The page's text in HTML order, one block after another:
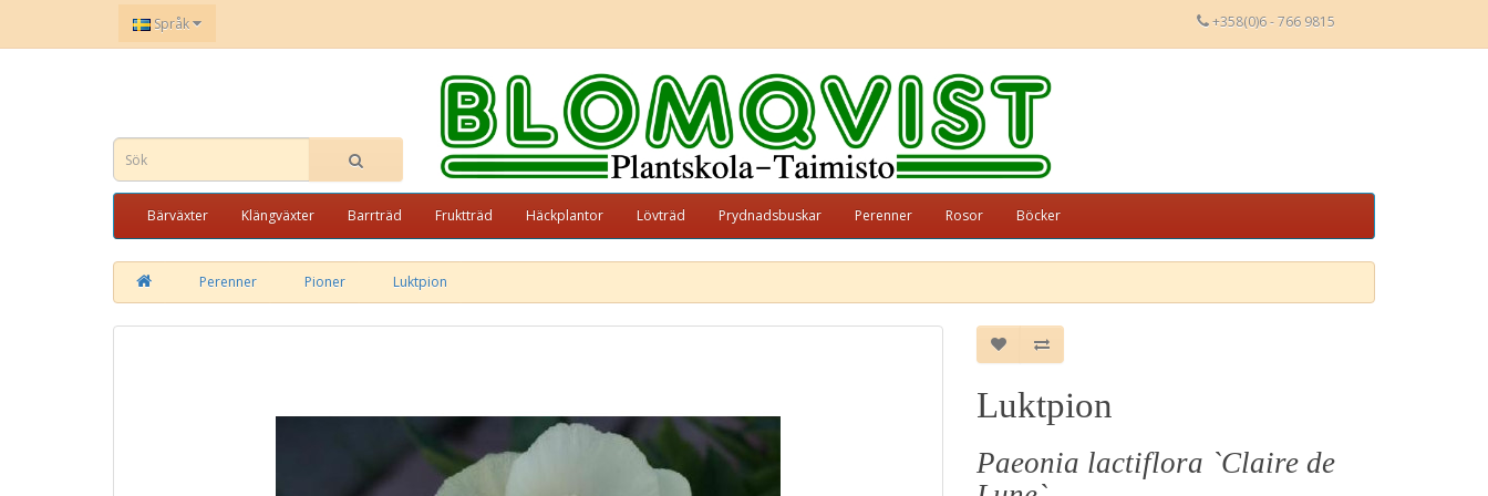
Språk +358(0)6 - 766 9815
Bärväxter Klängväxter Barrträd Fruktträd Häckplantor Lövträd Prydnadsbuskar Perenner Rosor Böcker
Perenner Pioner Luktpion
Luktpion
Paeonia lactiflora `Claire de